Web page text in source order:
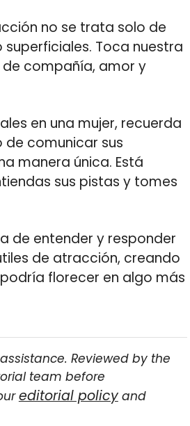
no se trata solo de
Toca nuestra
compañía, amor y
en una mujer, recuerda
comunicar sus
manera única. Está
sus pistas y tomes
de entender y responder
de atracción, creando
florecer en algo más
Reviewed by the
team before
editorial policyand